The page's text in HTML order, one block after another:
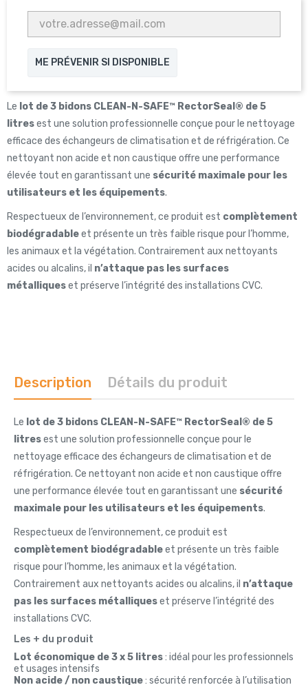
ME PRÉVENIR SI DISPONIBLE
Le lot de 3 bidons CLEAN-N-SAFE™ RectorSeal® de 5
litresest une solution professionnelle conçue pour le nettoyage
efficace des échangeurs de climatisation et de réfrigération. Ce
nettoyant non acide et non caustique offre une performance
élevée tout en garantissant une sécurité maximale pour les
utilisateurs et les équipements.
Respectueux de l’environnement, ce produit est complètement
biodégradableet présente un très faible risque pour l’homme,
les animaux et la végétation. Contrairement aux nettoyants
acides ou alcalins, il n’attaque pas les surfaces
métalliqueset préserve l’intégrité des installations CVC.
Description Détails du produit
Le lot de 3 bidons CLEAN-N-SAFE™ RectorSeal® de 5
litresest une solution professionnelle conçue pour le
nettoyage efficace des échangeurs de climatisation et de
réfrigération. Ce nettoyant non acide et non caustique offre
une performance élevée tout en garantissant une sécurité
maximale pour les utilisateurs et les équipements.
Respectueux de l’environnement, ce produit est
complètement biodégradableet présente un très faible
risque pour l’homme, les animaux et la végétation.
Contrairement aux nettoyants acides ou alcalins, il n’attaque
pas les surfaces métalliqueset préserve l’intégrité des
installations CVC.
Les + du produit
Lot économique de 3 x 5 litres: idéal pour les professionnels
et usages intensifs
Non acide / non caustique: sécurité renforcée à l’utilisation